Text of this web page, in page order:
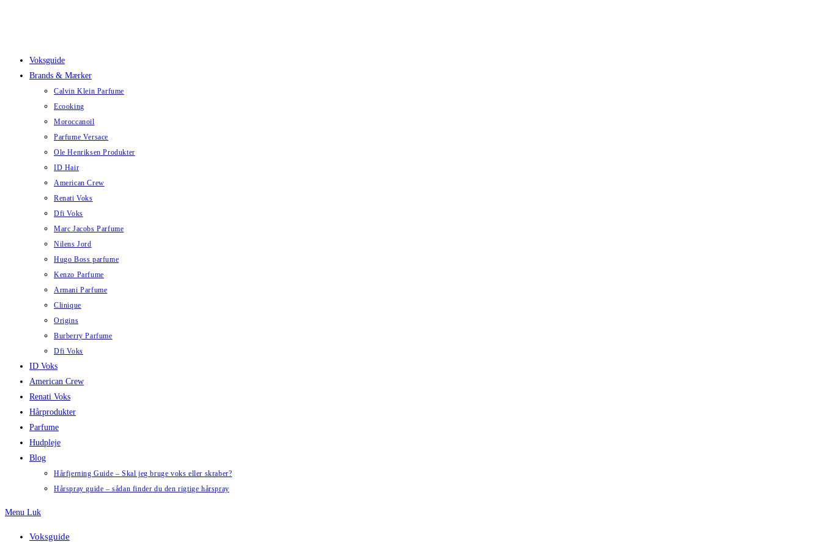
Voksguide
Brands & Mærker
Calvin Klein Parfume
Ecooking
Moroccanoil
Parfume Versace
Ole Henriksen Produkter
ID Hair
American Crew
Renati Voks
Dfi Voks
Marc Jacobs Parfume
Nilens Jord
Hugo Boss parfume
Kenzo Parfume
Armani Parfume
Clinique
Origins
Burberry Parfume
Dfi Voks
ID Voks
American Crew
Renati Voks
Hårprodukter
Parfume
Hudpleje
Blog
Hårfjerning Guide – Skal jeg bruge voks eller skraber?
Hårspray guide – sådan finder du den rigtige hårspray
Menu Luk
Voksguide